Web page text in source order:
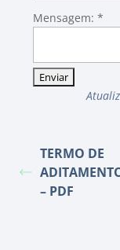
Mensagem: *
TERMO DE
– PDF